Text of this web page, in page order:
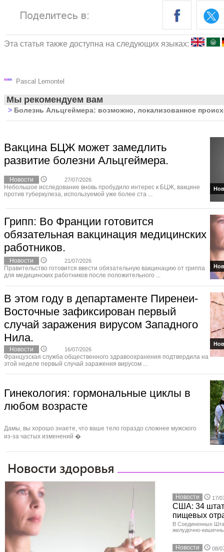
Эта статья также доступна на следующих языках:
Pascal Lemontel
Мы рекомендуем вам
> Болезнь Альцгеймера: возможно, локализованное
Вакцина БЦЖ может замедлить
развитие болезни Альцгеймера.
Новости 27/07/2026
Небольшое исследование вновь пробудило интерес к БЦЖ, вакцине
против туберкулеза, используемой уже более ста ...
Грипп: Во Франции готовится
обязательная вакцинация медицинских
работников.
Новости 21/07/2026
Правительство готовится ввести обязательную вакцинацию от гриппа
для медицинских работников после положительного ...
В этом году в департаменте Пиренеи-
Восточные зафиксирован первый
случай заражения вирусом Западного
Нила.
Новости 16/07/2026
Французская служба общественного здравоохранения подтвердила на
этой неделе первый случай заражения вирусом ...
Гинекология: гормональные циклы в
любом возрасте
Дамы, вы хорошо знаете, что ваше тело гораздо сложнее мужского
из‑за частых изменений �
Новости 17/
США: 34
пищевых
В Соединенных
желудочно-
Новости 08/